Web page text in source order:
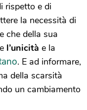
rispetto e di
la necessità di
che della sua
l’unicità e la
. E ad informare,
della scarsità
un cambiamento